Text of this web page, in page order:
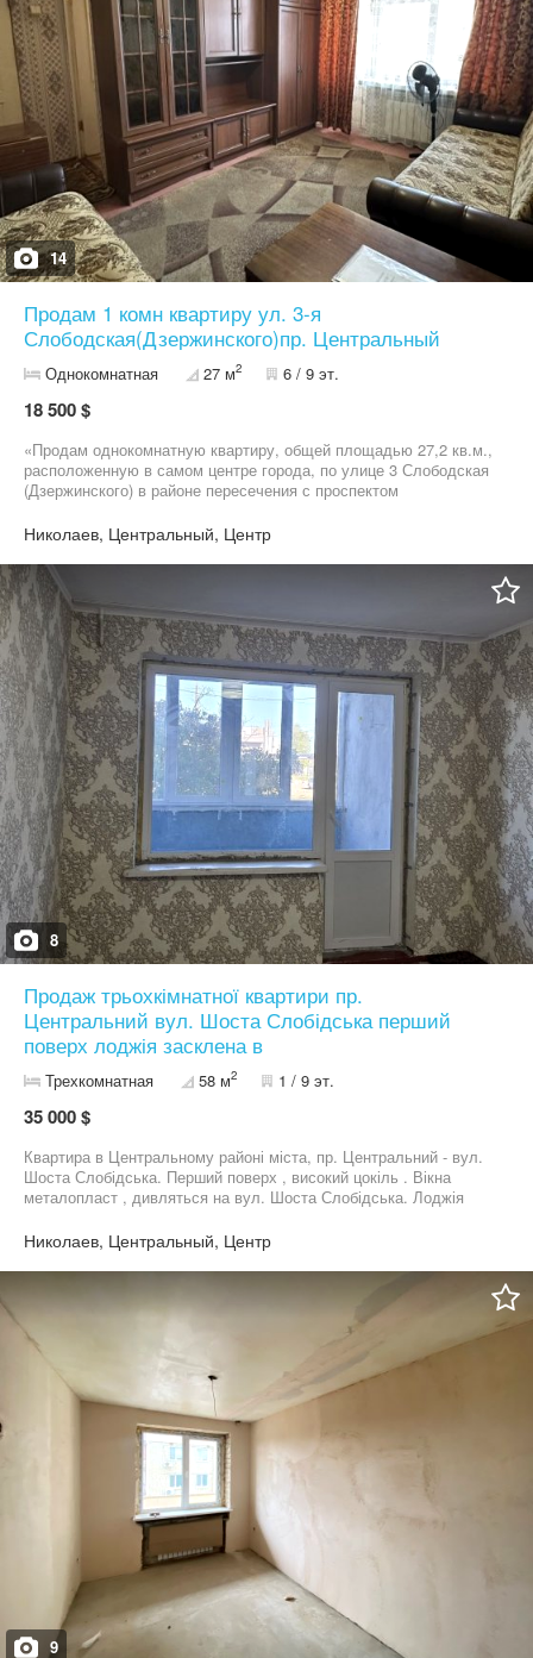
14
Продам 1 комн квартиру ул. 3-я
Слободская(Дзержинского)пр. Центральный
Однокомнатная 27 м2 6 / 9 эт.
18 500 $
«Продам однокомнатную квартиру, общей площадью 27,2 кв.м.,
расположенную в самом центре города, по улице 3 Слободская
(Дзержинского) в районе пересечения с проспектом
центр АТБ, рынок, две школы, два детских садика, медицинские
и банковские учреждения, магазины, офисы и остановки
общественного транспорта. Квартира, не угловая, внутри дома и
теплая, расположена на 6-ом этаже 9 этажного кирпичного
дома, с жилой комнатой 11,1 кв.м., кухней 5,4 кв.м., довольно
таки просторным коридором 6,3 кв.м. и большим, вдоль комнаты
и кухни застекленным балконом. Квартира в жилом состоянии,
все инженерные коммуникации, предметы быта и мебели в
исправном состоянии и соответствуют фото. Отличное
месторасположение дома среди основных магистралей города,
слегка удаленного от проспекта Центральный, с просторным
двором и детской площадкой. Все документы готовы,
прописанных нет. Хороший вариант для проживания и отличный
вариант для сдачи в аренду. Квартира продается со всеми
предметами быта и мебели, согласно фото. Продажа возможна
по программе «єВідновлення». Цена 18500 $
Николаев, Центральный, Центр
8
Продаж трьохкімнатної квартири пр.
Центральний вул. Шоста Слобідська перший
поверх лоджія засклена в
Трехкомнатная 58 м2 1 / 9 эт.
35 000 $
Квартира в Центральному районі міста, пр. Центральний - вул.
Шоста Слобідська. Перший поверх , високий цокіль . Вікна
металопласт , дивляться на вул. Шоста Слобідська. Лоджія
суміжні , третя роздільно. Санвузол роздвльно. Всі лічильники
на комунальні послуги є. Документи повністю готові , працюємо
також за сертифікатами.
Николаев, Центральный, Центр
9